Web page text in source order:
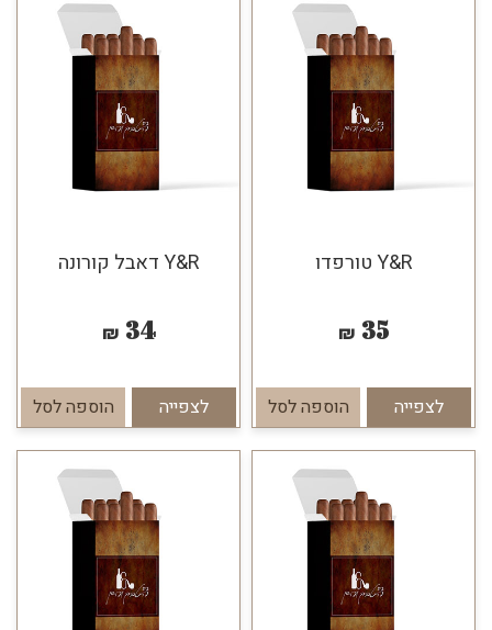
Y&R טורפדו
35
₪
לצפייה הוספה לסל
Y&R דאבל קורונה
34
₪
לצפייה הוספה לסל